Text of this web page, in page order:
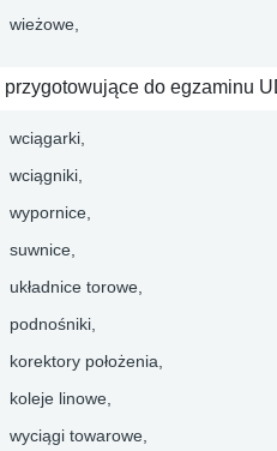
wieżowe,
przygotowujące do egzaminu
wciągarki,
wciągniki,
wypornice,
suwnice,
układnice torowe,
podnośniki,
korektory położenia,
koleje linowe,
wyciągi towarowe,